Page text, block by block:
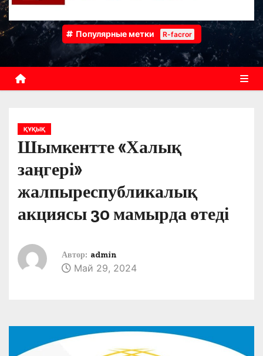
Популярные метки R-facror
ҚҰҚЫҚ
Шымкентте «Халық
заңгері»
жалпыреспубликалық
акциясы 30 мамырда өтеді
Автор: admin
Май 29, 2024